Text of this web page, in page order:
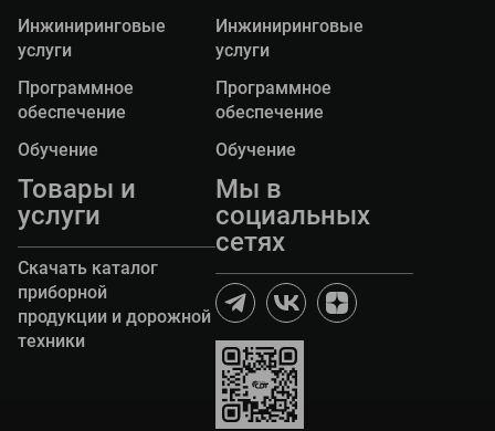
Инжиниринговые
услуги
Программное
обеспечение
Обучение
Инжиниринговые
услуги
Программное
обеспечение
Обучение
Товары и
услуги
Скачать каталог
приборной
продукции и дорожной
техники
Мы в
социальных
сетях